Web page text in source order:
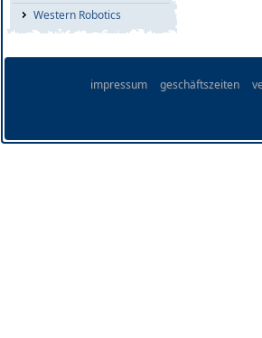
Western Robotics
impressum geschäftszeiten